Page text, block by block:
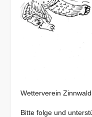
Wetterverein
Bitte folge und